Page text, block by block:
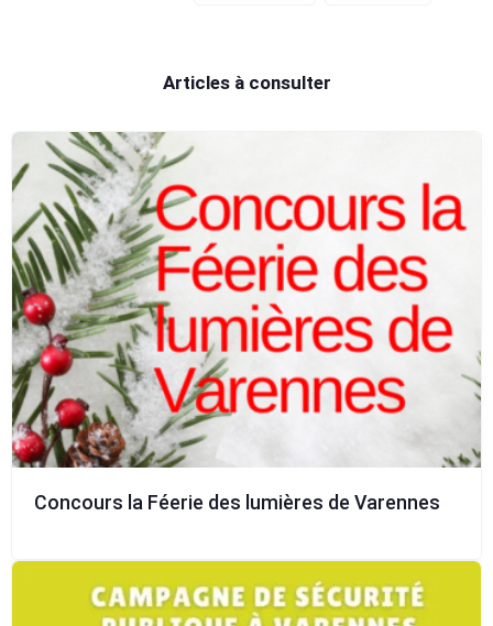
Articles à consulter
Concours la Féerie des lumières de Varennes